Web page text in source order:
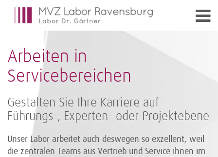
Arbeiten in
Servicebereichen
Gestalten Sie Ihre Karriere auf
Führungs-, Experten- oder Projektebene
Unser Labor arbeitet auch deswegen so exzellent, weil
die zentralen Teams aus Vertrieb und Service ihnen im